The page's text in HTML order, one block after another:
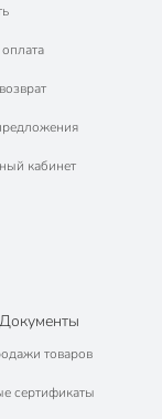
кабинет
Документы
товаров
сертификаты